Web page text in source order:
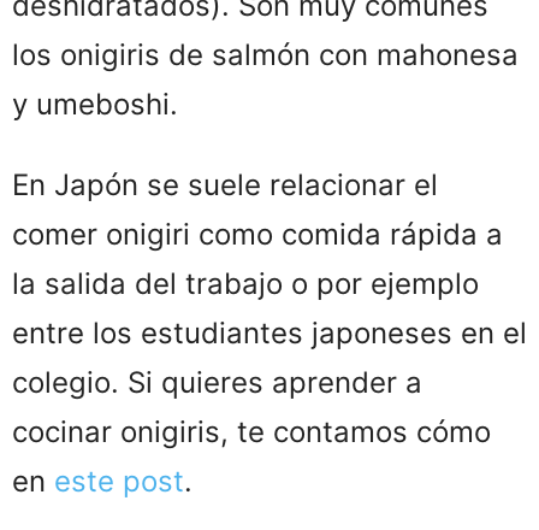
los onigiris de salmón con mahonesa
y umeboshi.
En Japón se suele relacionar el
comer onigiri como comida rápida a
la salida del trabajo o por ejemplo
entre los estudiantes japoneses en el
colegio. Si quieres aprender a
cocinar onigiris, te contamos cómo
en este post.